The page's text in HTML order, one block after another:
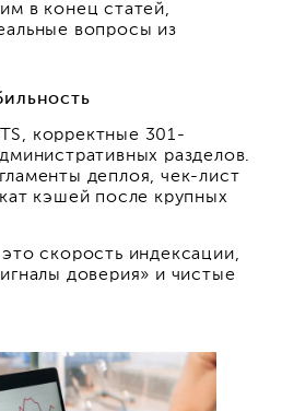
в конец статей,
вопросы из
корректные 301-
разделов.
деплоя, чек-лист
кэшей после крупных
скорость индексации,
доверия» и чистые